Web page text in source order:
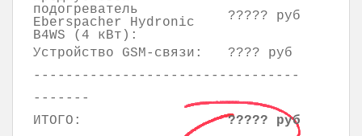
подогреватель
Eberspacher Hydronic
B4WS (4 кВт):
????? руб
Устройство GSM-связи:
???? руб
---------------------------------
-------
ИТОГО:
????? руб